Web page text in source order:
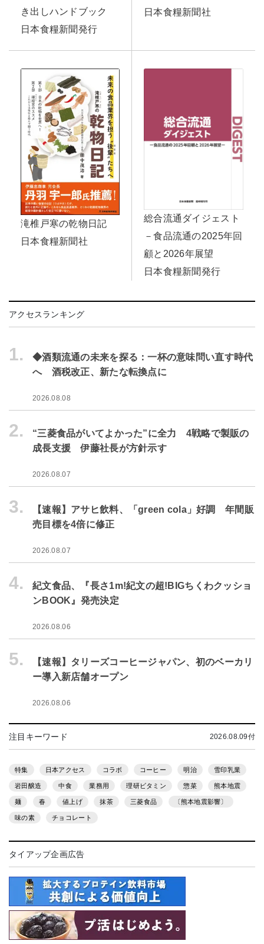
き出しハンドブック
日本食糧新聞発行
日本食糧新聞社
滝椎戸寒の乾物日記
日本食糧新聞社
総合流通ダイジェスト
－食品流通の2025年回
顧と2026年展望
日本食糧新聞発行
アクセスランキング
1.
◆酒類流通の未来を探る：一杯の意味問い直す時代
へ 酒税改正、新たな転換点に
2026.08.08
2.
“三菱食品がいてよかった”に全力 4戦略で製販の
成長支援 伊藤社長が方針示す
2026.08.07
3.
【速報】アサヒ飲料、「green cola」好調 年間販
売目標を4倍に修正
2026.08.07
4.
紀文食品、『長さ1m!紀文の超!BIGちくわクッショ
ンBOOK』発売決定
2026.08.06
5.
【速報】タリーズコーヒージャパン、初のベーカリ
ー導入新店舗オープン
2026.08.06
注目キーワード 2026.08.09付
特集 日本アクセス コラボ コーヒー 明治 雪印乳業
岩田醸造 中食 業務用 理研ビタミン 惣菜 熊本地震
麺 春 値上げ 抹茶 三菱食品 〔熊本地震影響〕
味の素 チョコレート
タイアップ企画広告